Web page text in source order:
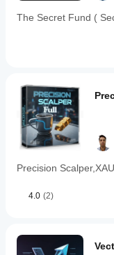
The Secret Fund (
Precision
4.0 (2)